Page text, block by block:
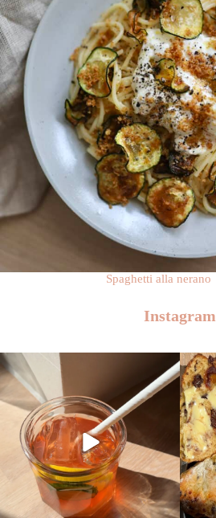
Spaghetti alla nerano
Instagram